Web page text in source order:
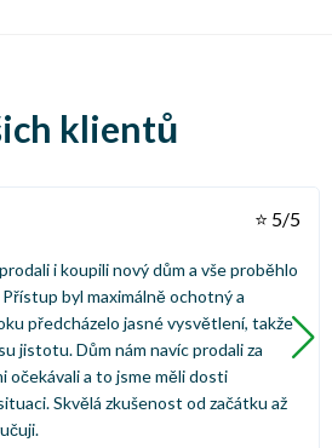
klientů
⭐ 5/5
i koupili nový dům a vše proběhlo
byl maximálně ochotný a
předcházelo jasné vysvětlení, takže
jistotu. Dům nám navíc prodali za
očekávali a to jsme měli dosti
Skvělá zkušenost od začátku až